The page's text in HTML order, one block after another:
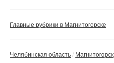
Главные рубрики в Магнитогорске
Челябинская область Магнитогорск